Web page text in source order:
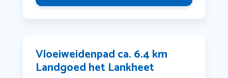
Vloeiweidenpad ca. 6.4 km
Landgoed het Lankheet